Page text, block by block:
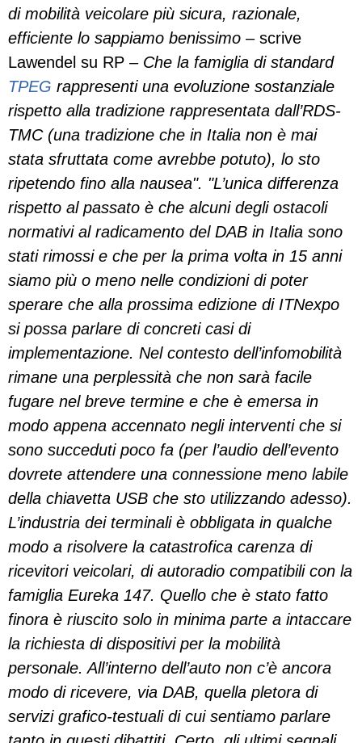
di mobilità veicolare più sicura, razionale,
efficiente lo sappiamo benissimo – scrive
Lawendel su RP – Che la famiglia di standard
TPEG rappresenti una evoluzione sostanziale
rispetto alla tradizione rappresentata dall’RDS-
TMC (una tradizione che in Italia non è mai
stata sfruttata come avrebbe potuto), lo sto
ripetendo fino alla nausea". "L’unica differenza
rispetto al passato è che alcuni degli ostacoli
normativi al radicamento del DAB in Italia sono
stati rimossi e che per la prima volta in 15 anni
siamo più o meno nelle condizioni di poter
sperare che alla prossima edizione di ITNexpo
si possa parlare di concreti casi di
implementazione. Nel contesto dell’infomobilità
rimane una perplessità che non sarà facile
fugare nel breve termine e che è emersa in
modo appena accennato negli interventi che si
sono succeduti poco fa (per l’audio dell’evento
dovrete attendere una connessione meno labile
della chiavetta USB che sto utilizzando adesso).
L’industria dei terminali è obbligata in qualche
modo a risolvere la catastrofica carenza di
ricevitori veicolari, di autoradio compatibili con la
famiglia Eureka 147. Quello che è stato fatto
finora è riuscito solo in minima parte a intaccare
la richiesta di dispositivi per la mobilità
personale. All’interno dell’auto non c’è ancora
modo di ricevere, via DAB, quella pletora di
servizi grafico-testuali di cui sentiamo parlare